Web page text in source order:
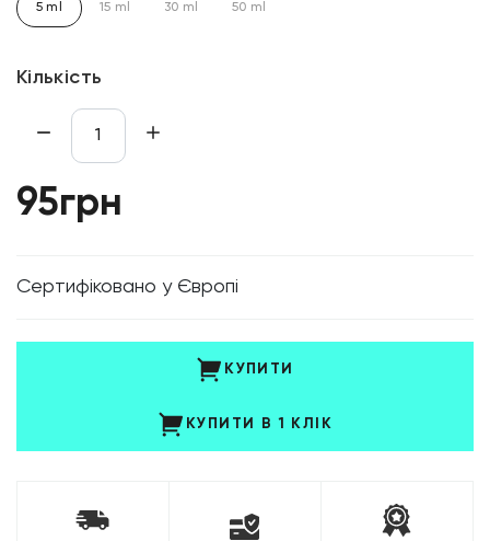
5 ml 15 ml 30 ml 50 ml
Кількість
95грн
Cертифіковано у Європі
КУПИТИ
КУПИТИ В 1 КЛІК